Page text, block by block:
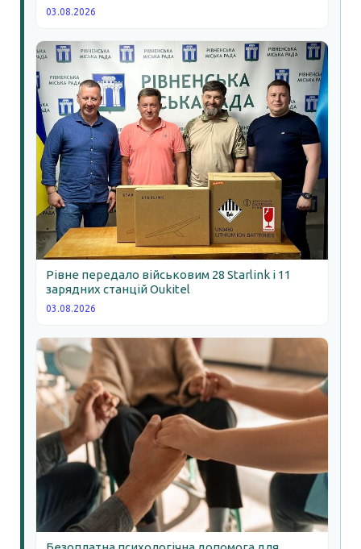
03.08.2026
Рівне передало військовим 28 Starlink і 11
зарядних станцій Oukitel
03.08.2026